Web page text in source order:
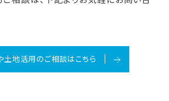
地活用のご相談はこちら